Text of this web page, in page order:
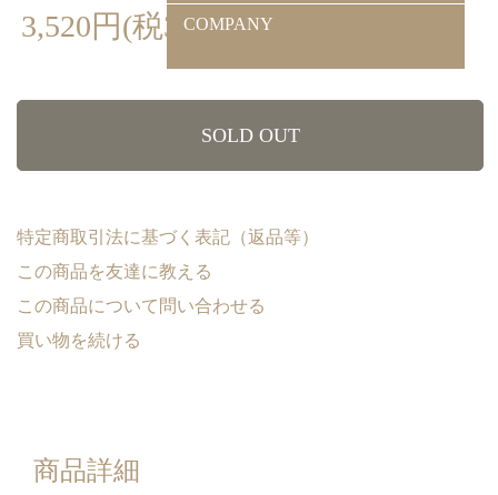
COMPANY
3,520円(税320円)
SOLD OUT
特定商取引法に基づく表記（返品等）
この商品を友達に教える
この商品について問い合わせる
買い物を続ける
商品詳細